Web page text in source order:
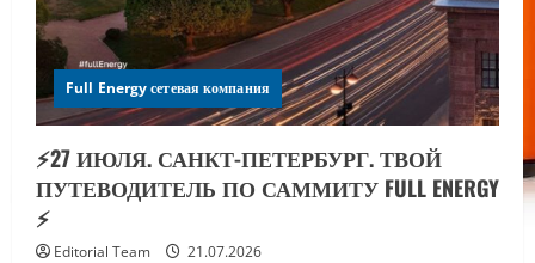
Full Energy сетевая компания
⚡️27 ИЮЛЯ. САНКТ-ПЕТЕРБУРГ. ТВОЙ
ПУТЕВОДИТЕЛЬ ПО САММИТУ FULL ENERGY
⚡️
Editorial Team 21.07.2026